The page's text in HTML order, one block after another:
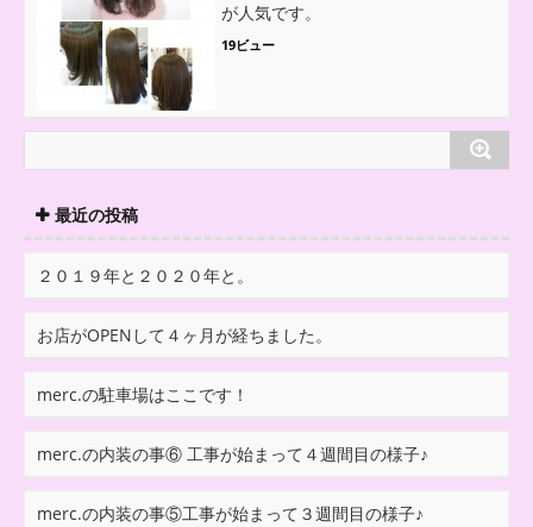
が人気です。
19ビュー
最近の投稿
２０１９年と２０２０年と。
お店がOPENして４ヶ月が経ちました。
merc.の駐車場はここです！
merc.の内装の事⑥ 工事が始まって４週間目の様子♪
merc.の内装の事⑤工事が始まって３週間目の様子♪